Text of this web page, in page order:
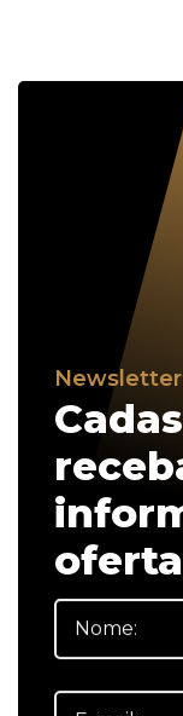
Newsletter